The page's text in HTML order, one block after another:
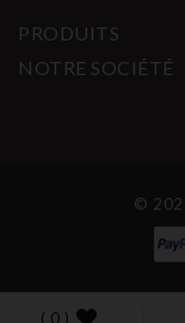
PRODUITS
NOTRE SOCIÉTÉ
©
( 0 )